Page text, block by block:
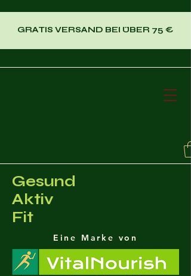
GRATIS VERSAND BEI ÜBER 75 €
Gesund
Aktiv
Fit
Eine Marke von